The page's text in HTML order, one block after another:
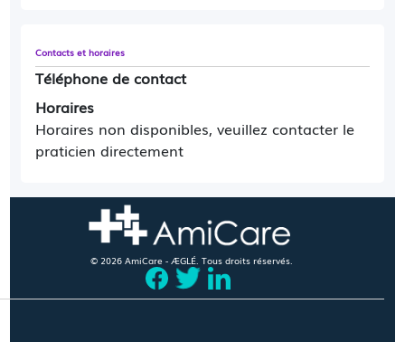
Contacts et horaires
Téléphone de contact
Horaires
Horaires non disponibles, veuillez contacter le
praticien directement
© 2026 AmiCare - ÆGLÉ. Tous droits réservés.